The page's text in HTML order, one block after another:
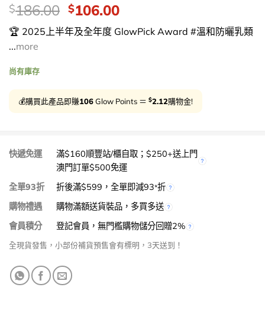
價
錢：
$186.00 Original
price
was:
$106.00Current
price
is:
🏆 2025上半年及全年度 GlowPick Award #溫和防曬乳類
...more
尚有庫存
💰購買此產品即賺106Glow Points ＝ $2.12購物金!
快遞免運
滿$160順豐站/櫃自取；$250+送上門
澳門訂單$500免運
全單93折
折後滿$599，全單即減93*折
購物禮遇
購物滿額送貨裝品，多買多送
會員積分
登記會員，無門檻購物儲分回贈2%
全現貨發售，小部份補貨預售會有標明，3天送到！